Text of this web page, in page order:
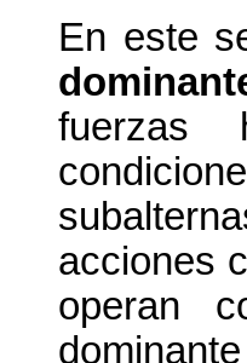
En este
fuerzas
acciones
operan